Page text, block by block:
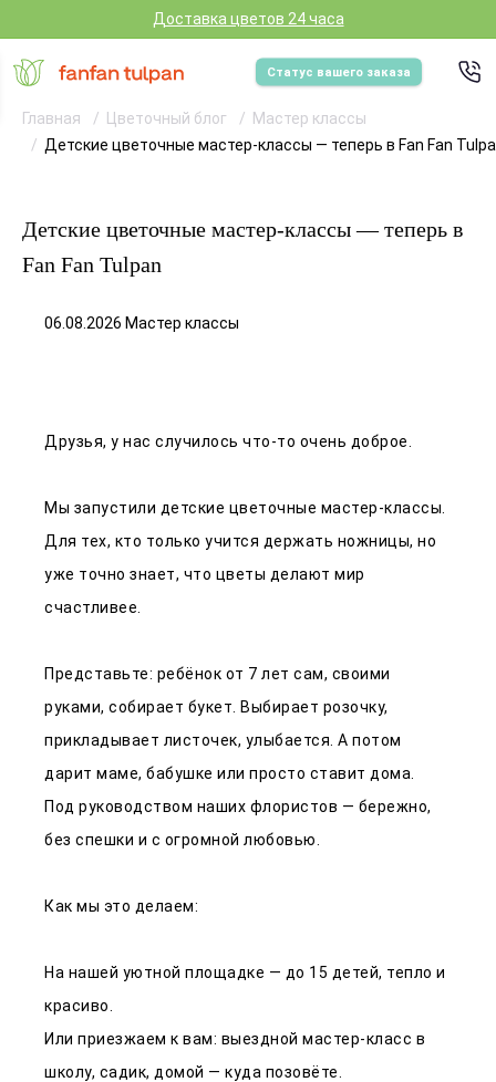
Доставка цветов 24 часа
Статус вашего заказа
Главная Цветочный блог
Мастер классы
Детские цветочные мастер-классы — теперь в Fan Fan
Детские цветочные мастер-классы — теперь в
Fan Fan Tulpan
06.08.2026 Мастер классы
Друзья, у нас случилось что-то очень доброе.
Мы запустили детские цветочные мастер-классы.
Для тех, кто только учится держать ножницы, но
уже точно знает, что цветы делают мир
счастливее.
Представьте: ребёнок от 7 лет сам, своими
руками, собирает букет. Выбирает розочку,
прикладывает листочек, улыбается. А потом
дарит маме, бабушке или просто ставит дома.
Под руководством наших флористов — бережно,
без спешки и с огромной любовью.
Как мы это делаем:
На нашей уютной площадке — до 15 детей, тепло и
красиво.
Или приезжаем к вам: выездной мастер-класс в
школу, садик, домой — куда позовёте.